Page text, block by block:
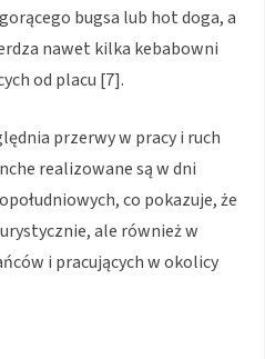
bugsa lub hot doga, a
nawet kilka kebabowni
od placu [7].
przerwy w pracy i ruch
realizowane są w dni
co pokazuje, że
ale również w
i pracujących w okolicy